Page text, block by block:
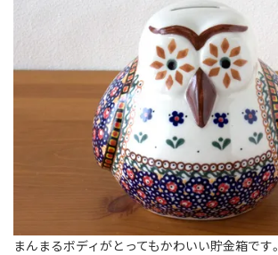
まんまるボディがとってもかわいい貯金箱です。